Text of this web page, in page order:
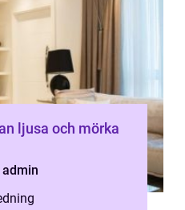
ljusa och mörka
admin